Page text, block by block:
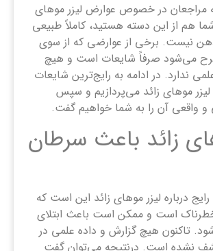
مراجعان در خصوص عوارض لیزر موهای
هم از این دسته هستید، کاملاً طبیعی
نیست. برخی از عوارضی که از سوی
می‌شود صرفاً شایعات است و هیچ
ندارد. در ادامه به رایج‌ترین شایعات
موهای زائد می‌پردازیم و سپس
و واقعی آن را به شما خواهیم گفت.
زائد باعث سرطان
درباره لیزر موهای زائد این است که
است و ممکن است باعث ابتلای
تاکنون هیچ گزارش و داده علمی در
نشده است. درنتیجه می‌توان گفت